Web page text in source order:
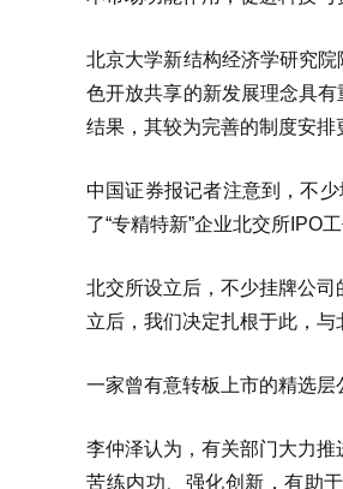
北京大学新结构经济学研究
色开放共享的新发展理念具
结果，其较为完善的制度安排
中国证券报记者注意到，不
了“专精特新”企业北交所IPO工
北交所设立后，不少挂牌公
立后，我们决定扎根于此，与
一家曾有意转板上市的精选层
李仲泽认为，有关部门大力推
苦练内功、强化创新，有助